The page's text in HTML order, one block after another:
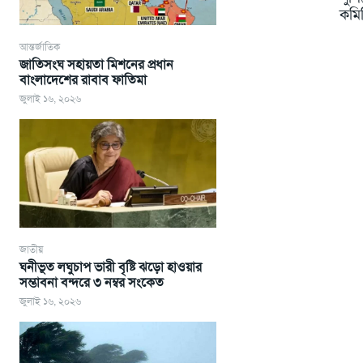
আন্তর্জাতিক
জাতিসংঘ সহায়তা মিশনের প্রধান
বাংলাদেশের রাবাব ফাতিমা
জুলাই ১৬, ২০২৬
জাতীয়
ঘনীভূত লঘুচাপ ভারী বৃষ্টি ঝড়ো হাওয়ার
সম্ভাবনা বন্দরে ৩ নম্বর সংকেত
জুলাই ১৬, ২০২৬